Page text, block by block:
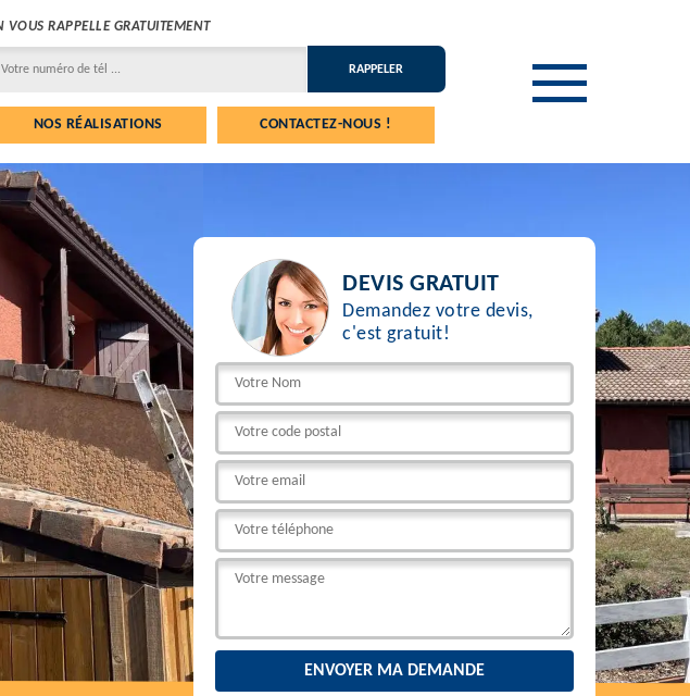
VOUS RAPPELLE GRATUITEMENT
NOS RÉALISATIONS CONTACTEZ-NOUS !
DEVIS GRATUIT
Demandez votre devis,
c'est gratuit!